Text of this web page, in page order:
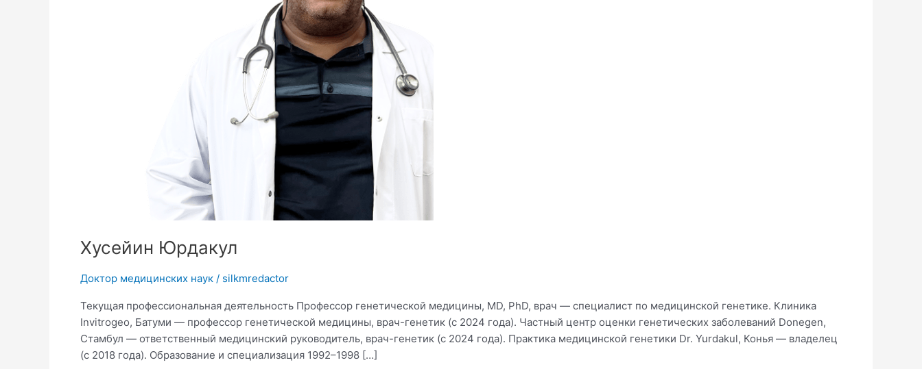
Хусейин Юрдакул
Доктор медицинских наук / silkmredactor
Текущая профессиональная деятельность Профессор генетической медицины, MD, PhD, врач — специалист по медицинской генетике. Клиника
Invitrogeo, Батуми — профессор генетической медицины, врач-генетик (с 2024 года). Частный центр оценки генетических заболеваний Donegen,
Стамбул — ответственный медицинский руководитель, врач-генетик (с 2024 года). Практика медицинской генетики Dr. Yurdakul, Конья — владелец
(с 2018 года). Образование и специализация 1992–1998 […]